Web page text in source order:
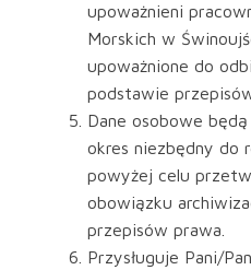
upoważnieni
Morskich w
upoważnione do
podstawie
Dane osobowe
okres niezbędny do
powyżej celu
obowiązku
przepisów prawa.
Przysługuje Pani/